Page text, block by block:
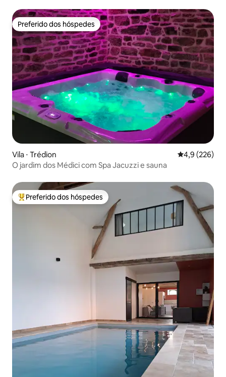
Preferido dos hóspedes
Preferido dos hóspedes
Vila ⋅ Trédion 4,9 de uma
4,9 (226)
O jardim dos Médici com Spa Jacuzzi e sauna
Entre os melhores preferidos dos hóspedes
Preferido dos hóspedes